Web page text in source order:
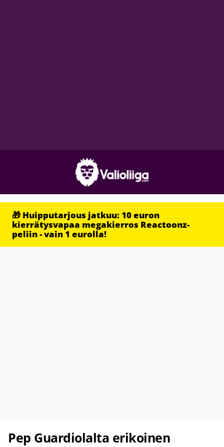
🎁 Huipputarjous jatkuu: 10 euron
kierrätysvapaa megakierros Reactoonz-
peliin - vain 1 eurolla!
Pep Guardiolalta erikoinen